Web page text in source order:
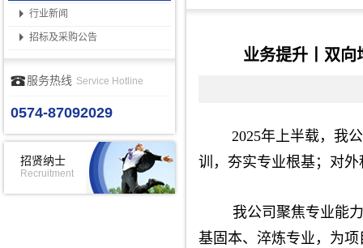
行业新闻
招标及采购公告
服务热线 Service Hotline
0574-87092029
招贤纳士
Recruitment
业务提升丨双
2025年上半载，我
训，夯实专业根基；对
我公司聚焦专业能
基固本、淬炼专业，为